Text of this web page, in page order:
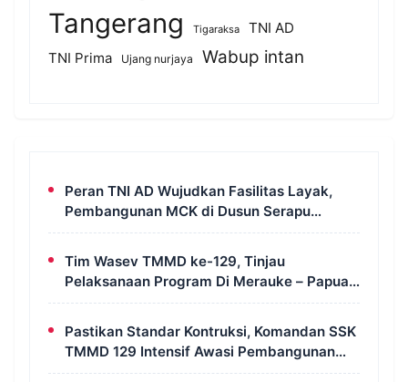
Tangerang Tigaraksa
TNI AD
TNI Prima
Ujang nurjaya Wabup intan
Peran TNI AD Wujudkan Fasilitas Layak,
Pembangunan MCK di Dusun Serapu
Rampung Dikerjakan
Tim Wasev TMMD ke-129, Tinjau
Pelaksanaan Program Di Merauke – Papua
Selatan
Pastikan Standar Kontruksi, Komandan SSK
TMMD 129 Intensif Awasi Pembangunan
MCK di Wanam